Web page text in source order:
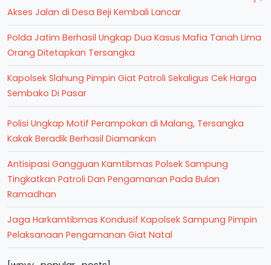
Akses Jalan di Desa Beji Kembali Lancar
Polda Jatim Berhasil Ungkap Dua Kasus Mafia Tanah Lima
Orang Ditetapkan Tersangka
Kapolsek Slahung Pimpin Giat Patroli Sekaligus Cek Harga
Sembako Di Pasar
Polisi Ungkap Motif Perampokan di Malang, Tersangka
Kakak Beradik Berhasil Diamankan
Antisipasi Gangguan Kamtibmas Polsek Sampung
Tingkatkan Patroli Dan Pengamanan Pada Bulan
Ramadhan
Jaga Harkamtibmas Kondusif Kapolsek Sampung Pimpin
Pelaksanaan Pengamanan Giat Natal